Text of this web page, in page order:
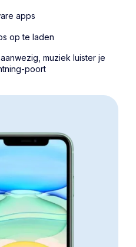
apps
op te laden
muziek luister je
poort